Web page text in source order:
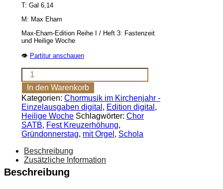
T: Gal 6,14
M: Max Eham
Max-Eham-Edition Reihe I / Heft 3: Fastenzeit
und Heilige Woche
👁 Partitur anschauen
Wir
aber
sollen
uns
rühmen
(SATB,
Sch,
Org,
[Digital]
Menge
In den Warenkorb
Kategorien: Chormusik im Kirchenjahr -
Einzelausgaben digital , Edition digital ,
Heilige Woche Schlagwörter: Chor
SATB, Fest Kreuzerhöhung,
Gründonnerstag, mit Orgel , Schola
Beschreibung
Zusätzliche Information
Beschreibung